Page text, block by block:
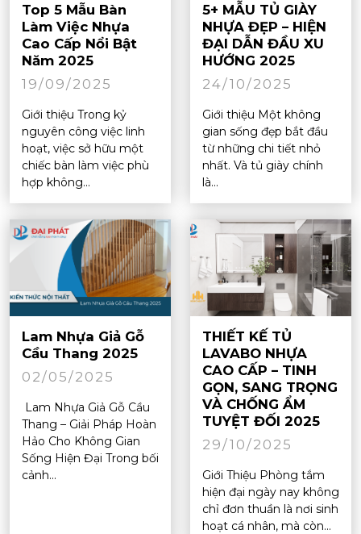
Top 5 Mẫu Bàn
Làm Việc Nhựa
Cao Cấp Nổi Bật
Năm 2025
19/09/2025
Giới thiệu Trong kỷ
nguyên công việc linh
hoạt, việc sở hữu một
chiếc bàn làm việc phù
hợp không...
5+ MẪU TỦ GIÀY
NHỰA ĐẸP – HIỆN
ĐẠI DẪN ĐẦU XU
HƯỚNG 2025
24/10/2025
Giới thiệu Một không
gian sống đẹp bắt đầu
từ những chi tiết nhỏ
nhất. Và tủ giày chính
là...
Lam Nhựa Giả Gỗ
Cầu Thang 2025
02/05/2025
Lam Nhựa Giả Gỗ Cầu
Thang – Giải Pháp Hoàn
Hảo Cho Không Gian
Sống Hiện Đại Trong bối
cảnh...
THIẾT KẾ TỦ
LAVABO NHỰA
CAO CẤP – TINH
GỌN, SANG TRỌNG
VÀ CHỐNG ẨM
TUYỆT ĐỐI 2025
29/10/2025
Giới Thiệu Phòng tắm
hiện đại ngày nay không
chỉ đơn thuần là nơi sinh
hoạt cá nhân, mà còn...